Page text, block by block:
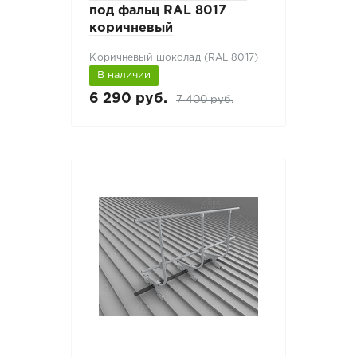
под фальц RAL 8017
коричневый
Коричневый шоколад (RAL 8017)
В наличии
6 290 руб. 7 400 руб.